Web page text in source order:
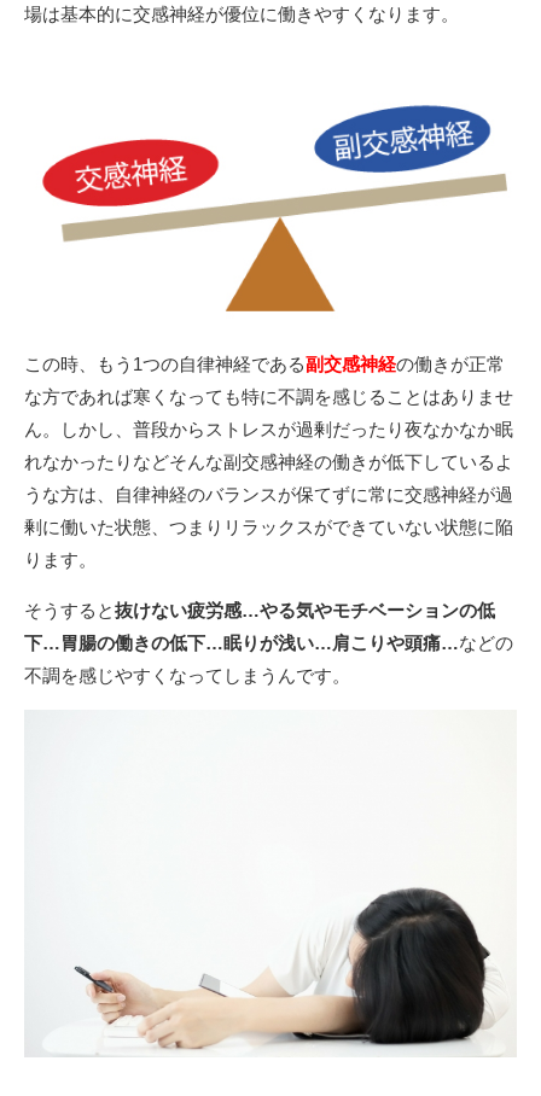
場は基本的に交感神経が優位に働きやすくなります。
この時、もう1つの自律神経である副交感神経の働きが正常
な方であれば寒くなっても特に不調を感じることはありませ
ん。しかし、普段からストレスが過剰だったり夜なかなか眠
れなかったりなどそんな副交感神経の働きが低下しているよ
うな方は、自律神経のバランスが保てずに常に交感神経が過
剰に働いた状態、つまりリラックスができていない状態に陥
ります。
そうすると抜けない疲労感…やる気やモチベーションの低
下…胃腸の働きの低下…眠りが浅い…肩こりや頭痛…などの
不調を感じやすくなってしまうんです。